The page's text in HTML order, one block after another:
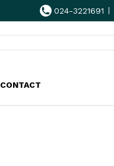
024-3221691
CONTACT